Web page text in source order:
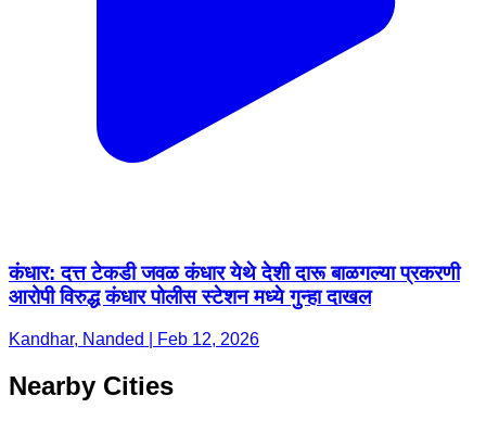
कंधार: दत्त टेकडी जवळ कंधार येथे देशी दारू बाळगल्या प्रकरणी
आरोपी विरुद्ध कंधार पोलीस स्टेशन मध्ये गुन्हा दाखल
Kandhar, Nanded | Feb 12, 2026
Nearby Cities